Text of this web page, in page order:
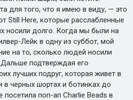
для того, что я имею в виду, — это
Still Here, которые расслабленные
носили долго. Когда мы были на
Лейк в одну из суббот, мой
на то, сколько людей носили
подтверждая его
лучших подруг, которая живет в
в черных шортах и ботинках до
поп-ап Charlie Beads в